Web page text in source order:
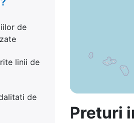
de
linii de
de
Preturi